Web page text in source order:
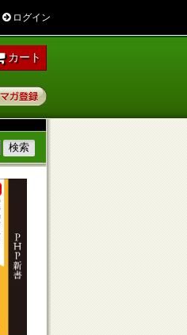
ログイン
カート